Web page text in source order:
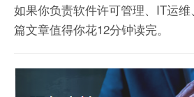
如果你负责软件许可管理、IT运
篇文章值得你花12分钟读完。